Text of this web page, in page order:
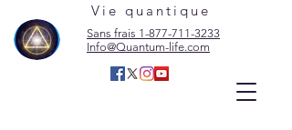
Vie quantique
Sans frais 1-877-711-3233
Info@Quantum-life.com